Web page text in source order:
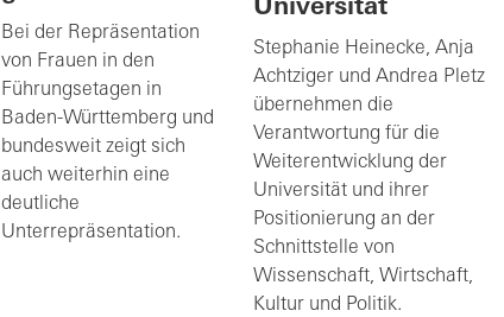
Bei der Repräsentation
von Frauen in den
Führungsetagen in
Baden-Württemberg und
bundesweit zeigt sich
auch weiterhin eine
deutliche
Unterrepräsentation.
Universität
Stephanie Heinecke, Anja
Achtziger und Andrea Pletz
übernehmen die
Verantwortung für die
Weiterentwicklung der
Universität und ihrer
Positionierung an der
Schnittstelle von
Wissenschaft, Wirtschaft,
Kultur und Politik.